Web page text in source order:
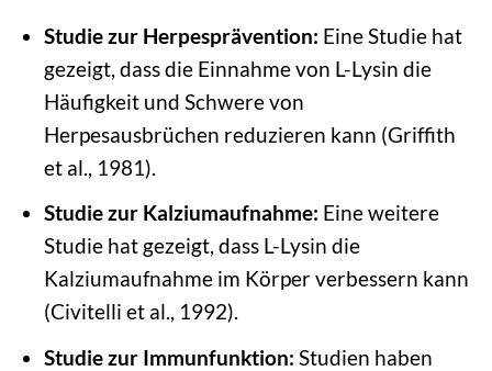
Studie zur Herpesprävention: Eine Studie hat
gezeigt, dass die Einnahme von L-Lysin die
Häufigkeit und Schwere von
Herpesausbrüchen reduzieren kann (Griffith
et al., 1981).
Studie zur Kalziumaufnahme: Eine weitere
Studie hat gezeigt, dass L-Lysin die
Kalziumaufnahme im Körper verbessern kann
(Civitelli et al., 1992).
Studie zur Immunfunktion: Studien haben